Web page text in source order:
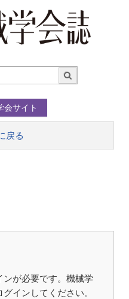
サイト
戻る
が必要です。機械学
インしてください。